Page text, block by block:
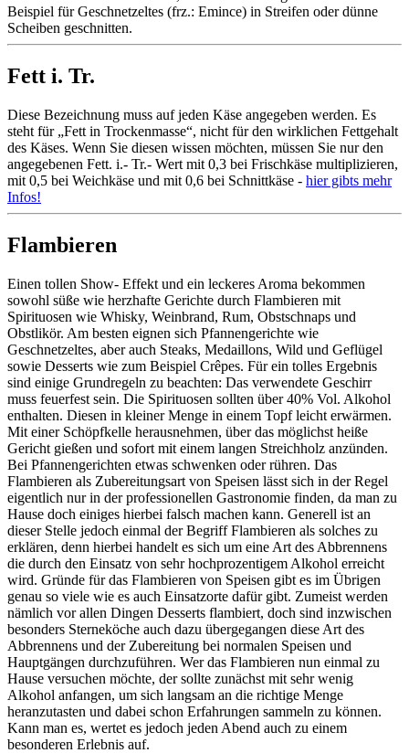
Beispiel für Geschnetzeltes (frz.: Emince) in Streifen oder dünne
Scheiben geschnitten.
Fett i. Tr.
Diese Bezeichnung muss auf jeden Käse angegeben werden. Es
steht für „Fett in Trockenmasse“, nicht für den wirklichen Fettgehalt
des Käses. Wenn Sie diesen wissen möchten, müssen Sie nur den
angegebenen Fett. i.- Tr.- Wert mit 0,3 bei Frischkäse multiplizieren,
mit 0,5 bei Weichkäse und mit 0,6 bei Schnittkäse - hier gibts mehr
Infos!
Flambieren
Einen tollen Show- Effekt und ein leckeres Aroma bekommen
sowohl süße wie herzhafte Gerichte durch Flambieren mit
Spirituosen wie Whisky, Weinbrand, Rum, Obstschnaps und
Obstlikör. Am besten eignen sich Pfannengerichte wie
Geschnetzeltes, aber auch Steaks, Medaillons, Wild und Geflügel
sowie Desserts wie zum Beispiel Crêpes. Für ein tolles Ergebnis
sind einige Grundregeln zu beachten: Das verwendete Geschirr
muss feuerfest sein. Die Spirituosen sollten über 40% Vol. Alkohol
enthalten. Diesen in kleiner Menge in einem Topf leicht erwärmen.
Mit einer Schöpfkelle herausnehmen, über das möglichst heiße
Gericht gießen und sofort mit einem langen Streichholz anzünden.
Bei Pfannengerichten etwas schwenken oder rühren. Das
Flambieren als Zubereitungsart von Speisen lässt sich in der Regel
eigentlich nur in der professionellen Gastronomie finden, da man zu
Hause doch einiges hierbei falsch machen kann. Generell ist an
dieser Stelle jedoch einmal der Begriff Flambieren als solches zu
erklären, denn hierbei handelt es sich um eine Art des Abbrennens
die durch den Einsatz von sehr hochprozentigem Alkohol erreicht
wird. Gründe für das Flambieren von Speisen gibt es im Übrigen
genau so viele wie es auch Einsatzorte dafür gibt. Zumeist werden
nämlich vor allen Dingen Desserts flambiert, doch sind inzwischen
besonders Sterneköche auch dazu übergegangen diese Art des
Abbrennens und der Zubereitung bei normalen Speisen und
Hauptgängen durchzuführen. Wer das Flambieren nun einmal zu
Hause versuchen möchte, der sollte zunächst mit sehr wenig
Alkohol anfangen, um sich langsam an die richtige Menge
heranzutasten und dabei schon Erfahrungen sammeln zu können.
Kann man es, wertet es jedoch jeden Abend auch zu einem
besonderen Erlebnis auf.